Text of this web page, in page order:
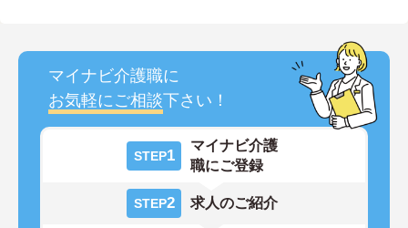
マイナビ介護職に
お気軽にご相談下さい！
STEP1
マイナビ介護
職にご登録
STEP2 求人のご紹介